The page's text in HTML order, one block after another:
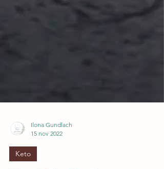
Ilona Gundlach